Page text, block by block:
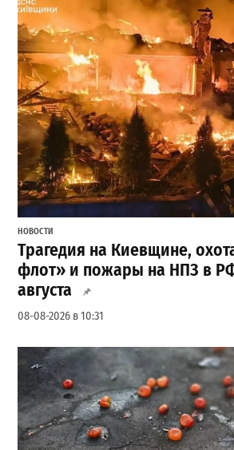
НОВОСТИ
Трагедия на Киевщине,
флот» и пожары на НПЗ в
августа
08-08-2026 в 10:31